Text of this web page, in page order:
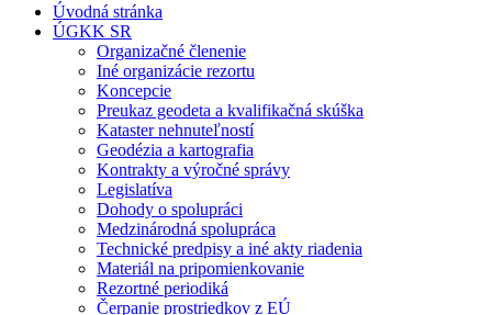
Úvodná stránka
ÚGKK SR
Organizačné členenie
Iné organizácie rezortu
Koncepcie
Preukaz geodeta a kvalifikačná skúška
Kataster nehnuteľností
Geodézia a kartografia
Kontrakty a výročné správy
Legislatíva
Dohody o spolupráci
Medzinárodná spolupráca
Technické predpisy a iné akty riadenia
Materiál na pripomienkovanie
Rezortné periodiká
Čerpanie prostriedkov z EÚ